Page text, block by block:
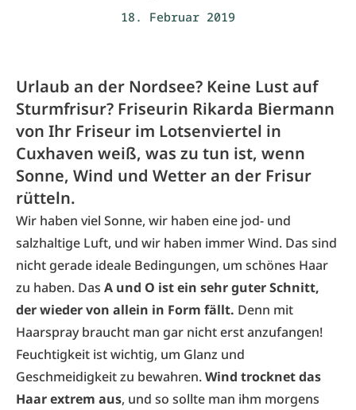
18. Februar 2019
Urlaub an der Nordsee? Keine Lust auf
Sturmfrisur? Friseurin Rikarda Biermann
von Ihr Friseur im Lotsenviertel in
Cuxhaven weiß, was zu tun ist, wenn
Sonne, Wind und Wetter an der Frisur
rütteln.
Wir haben viel Sonne, wir haben eine jod- und
salzhaltige Luft, und wir haben immer Wind. Das sind
nicht gerade ideale Bedingungen, um schönes Haar
zu haben. Das A und O ist ein sehr guter Schnitt,
der wieder von allein in Form fällt. Denn mit
Haarspray braucht man gar nicht erst anzufangen!
Feuchtigkeit ist wichtig, um Glanz und
Geschmeidigkeit zu bewahren.Wind trocknet das
Haar extrem aus, und so sollte man ihm morgens